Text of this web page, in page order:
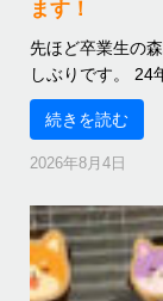
ます！
先ほど卒業生の
しぶりです。 24
続きを読む
2026年8月4日